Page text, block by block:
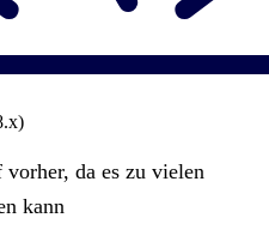
da es zu vielen
kann